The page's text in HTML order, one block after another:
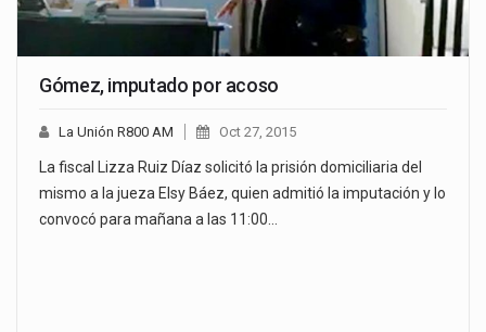
Gómez, imputado por acoso
La Unión R800 AM Oct 27, 2015
La fiscal Lizza Ruiz Díaz solicitó la prisión domiciliaria del
mismo a la jueza Elsy Báez, quien admitió la imputación y lo
convocó para mañana a las 11:00…